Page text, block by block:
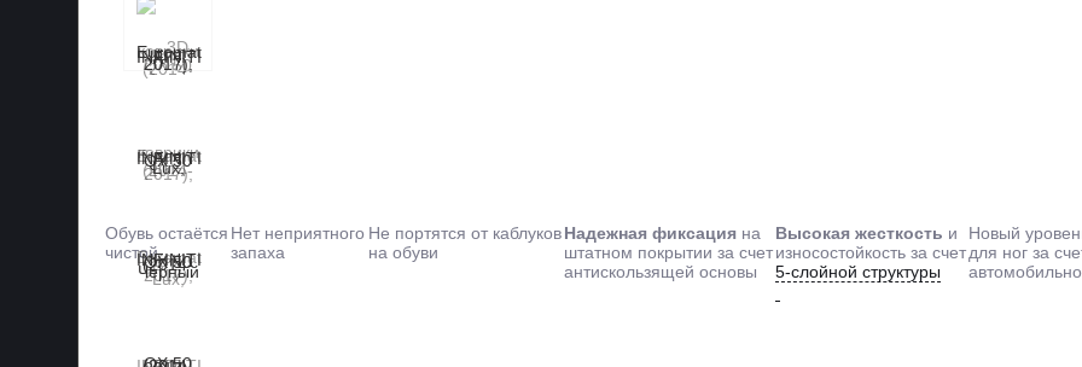
Обувь остаётся
чистой
Нет неприятного
запаха
Не портятся от каблуков
на обуви
Надежная фиксацияна
штатном покрытии за счет
антискользящей основы
Высокая жесткость и
износостойкость за счет
5-слойной структуры
Новый
для ног за